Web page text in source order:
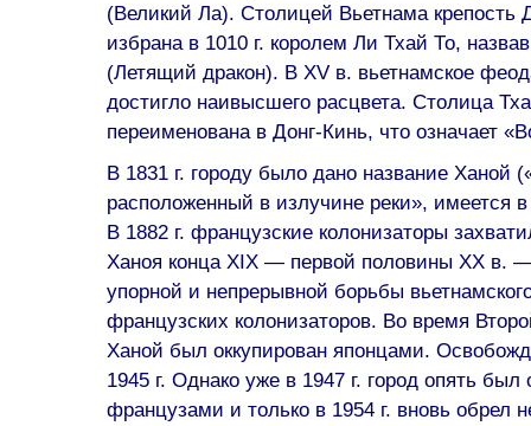
(Великий Ла). Столицей Вьетнама крепость
избрана в 1010 г. королем Ли Тхай То,
(Летящий дракон). В XV в. вьетнамское
достигло наивысшего расцвета. Столица
переименована в Донг-Кинь, что означает
В 1831 г. городу было дано название Ханой
расположенный в излучине реки», имеется
В 1882 г. французские колонизаторы
Ханоя конца XIX — первой половины XX в.
упорной и непрерывной борьбы
французских колонизаторов. Во время
Ханой был оккупирован японцами.
1945 г. Однако уже в 1947 г. город опять был
французами и только в 1954 г. вновь обрел